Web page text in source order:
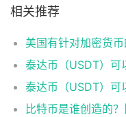
相关推荐
美国有针对加密货
比特币是谁创造的